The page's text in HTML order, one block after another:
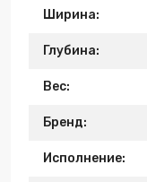
Ширина:
Глубина:
Вес:
Бренд:
Исполнение: